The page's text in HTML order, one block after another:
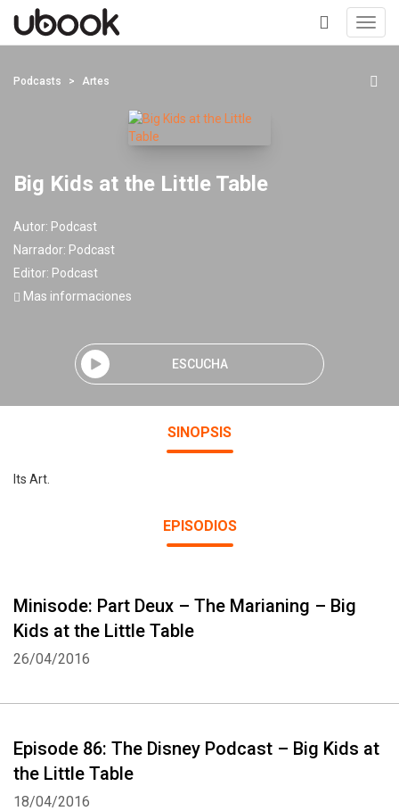
+
Podcasts Artes
Big Kids at the Little Table
Autor: Podcast
Narrador: Podcast
Editor: Podcast
Mas informaciones
ESCUCHA
SINOPSIS
Its Art.
EPISODIOS
Minisode: Part Deux – The Marianing – Big
Kids at the Little Table
26/04/2016
Episode 86: The Disney Podcast – Big Kids at
the Little Table
18/04/2016